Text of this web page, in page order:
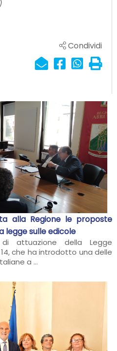
Condividi
alla Regione le proposte
legge sulle edicole
attuazione della Legge
che ha introdotto una delle
a ...